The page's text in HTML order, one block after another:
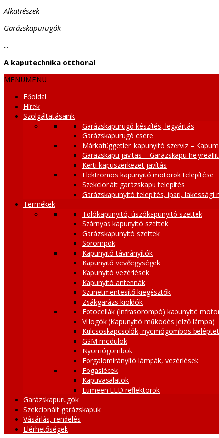
Alkatrészek
Garázskapurugók
...
A kaputechnika otthona!
MENÜMENÜ
Főoldal
Hírek
Szolgáltatásaink
Garázskapurugó készítés, legyártás
Garázskapurugó csere
Márkafüggetlen kapunyitó szerviz –
Garázskapu javítás – Garázskapu
Kerti kapuszerkezet javítás
Elektromos kapunyitó motorok telepítése
Szekcionált garázskapu telepítés
Garázskapunyitó telepítés, ipari, lakossági
Termékek
Tolókapunyitó, úszókapunyitó szettek
Szárnyas kapunyitó szettek
Garázskapunyitó szettek
Sorompók
Kapunyitó távirányítók
Kapunyitó vevőegységek
Kapunyitó vezérlések
Kapunyitó antennák
Szünetmentesítő kiegésztők
Zsákgarázs kioldók
Fotocellák (Infrasorompó) kapunyitó
Villogók (Kapunyitó működés jelző lámpa)
Kulcsoskapcsolók, nyomógombos
GSM modulok
Nyomógombok
Forgalomirányító lámpák, vezérlések
Fogaslécek
Kapuvasalatok
Lumeen LED reflektorok
Garázskapurugók
Szekcionált garázskapuk
Vásárlás, rendelés
Elérhetőségek